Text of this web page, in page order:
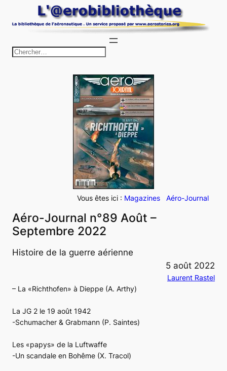
au
c
h
e
r
c
h
e
r
Vous êtes ici : Magazines Aéro-Journal
Aéro-Journal n°89 Août –
Septembre 2022
Histoire de la guerre aérienne
5 août 2022
Laurent Rastel
– La «Richthofen» à Dieppe (A. Arthy)
La JG 2 le 19 août 1942
-Schumacher & Grabmann (P. Saintes)
Les «papys» de la Luftwaffe
-Un scandale en Bohême (X. Tracol)